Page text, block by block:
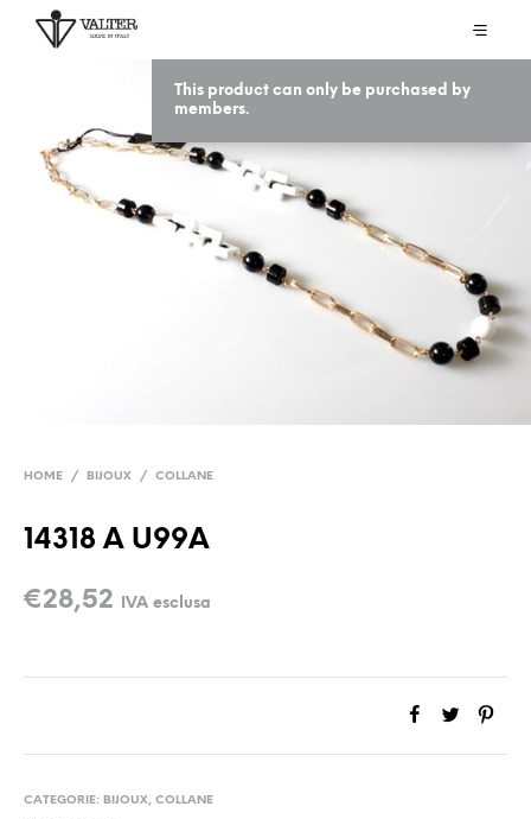
This product can only be purchased by
members.
HOME / BIJOUX / COLLANE
14318 A U99A
€28,52 IVA esclusa
CATEGORIE: BIJOUX, COLLANE